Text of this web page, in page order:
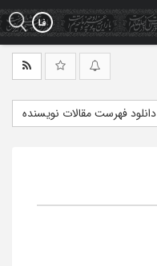
دانلود فهرست مقالات نویسنده